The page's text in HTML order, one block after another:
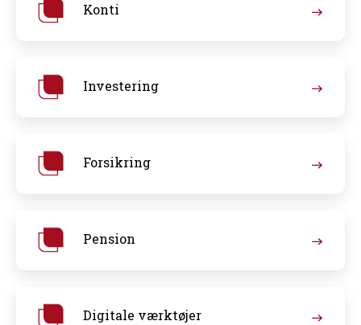
Konti
Investering
Forsikring
Pension
Digitale værktøjer